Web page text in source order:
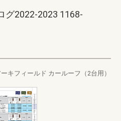
グ2022-2023 1168-
ーキフィールド カールーフ（2台用）